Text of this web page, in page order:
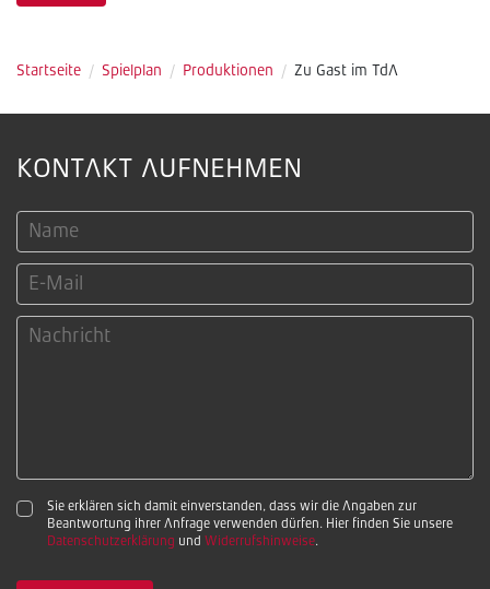
Startseite / Spielplan / Produktionen / Zu Gast im TdA
KONTAKT AUFNEHMEN
Sie erklären sich damit einverstanden, dass wir die Angaben zur
Beantwortung ihrer Anfrage verwenden dürfen. Hier finden Sie unsere
Datenschutzerklärung und Widerrufshinweise.